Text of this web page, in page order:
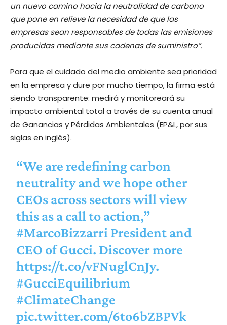
un nuevo camino hacia la neutralidad de carbono
que pone en relieve la necesidad de que las
empresas sean responsables de todas las emisiones
producidas mediante sus cadenas de suministro”.
Para que el cuidado del medio ambiente sea prioridad
en la empresa y dure por mucho tiempo, la firma está
siendo transparente: medirá y monitoreará su
impacto ambiental total a través de su cuenta anual
de Ganancias y Pérdidas Ambientales (EP&L, por sus
siglas en inglés).
“We are redefining carbon
neutrality and we hope other
CEOs across sectors will view
this as a call to action,”
#MarcoBizzarriPresident and
CEO of Gucci. Discover more
https://t.co/vFNuglCnJy.
#GucciEquilibrium
#ClimateChange
pic.twitter.com/6to6bZBPVk